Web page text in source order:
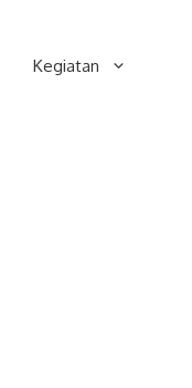
Kegiatan